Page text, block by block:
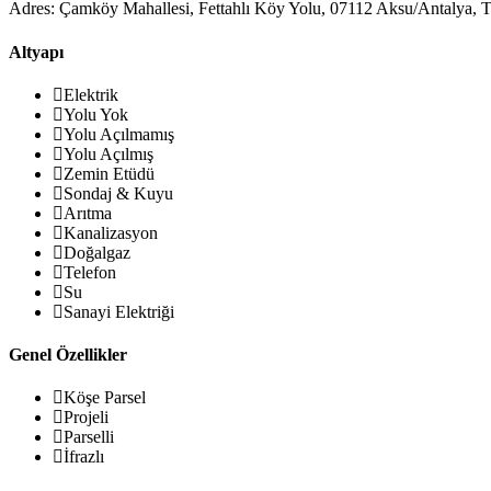
Adres: Çamköy Mahallesi, Fettahlı Köy Yolu, 07112 Aksu/Antalya,
Altyapı
Elektrik
Yolu Yok
Yolu Açılmamış
Yolu Açılmış
Zemin Etüdü
Sondaj & Kuyu
Arıtma
Kanalizasyon
Doğalgaz
Telefon
Su
Sanayi Elektriği
Genel Özellikler
Köşe Parsel
Projeli
Parselli
İfrazlı